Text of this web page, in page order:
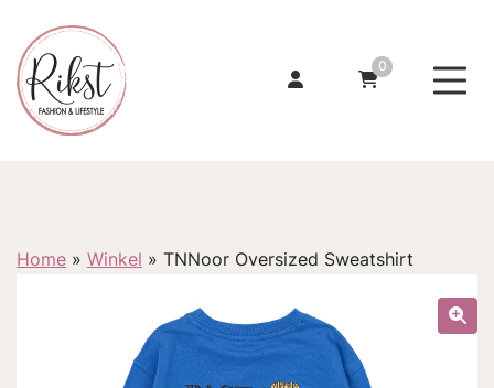
0
Home » Winkel » TNNoor Oversized Sweatshirt